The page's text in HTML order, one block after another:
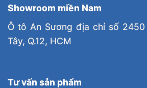
Showroom miền Nam
Ô tô An Sương địa chỉ số 2450
Tây, Q.12, HCM
Tư vấn sản phẩm